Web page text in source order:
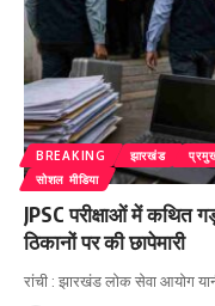
BREAKING झारखंड
सोशल मीडिया
JPSC परीक्षाओं में कथित
ठिकानों पर की छापेमारी
रांची : झारखंड लोक सेवा आयोग